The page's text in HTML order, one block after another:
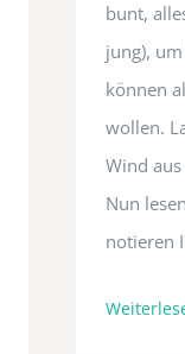
bunt,
jung),
können
wollen.
Wind
Nun
notieren